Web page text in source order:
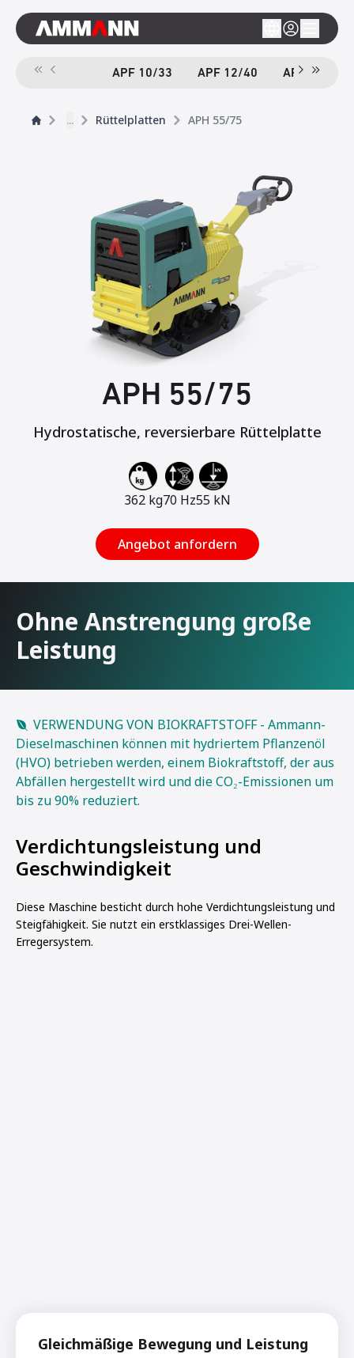
APF 10/33 APF 12/40 APF 12/40-
... Rüttelplatten APH 55/75
APH 55/75
Hydrostatische, reversierbare Rüttelplatte
362 kg70 Hz55 kN
Angebot anfordern
Ohne Anstrengung große
Leistung
VERWENDUNG VON BIOKRAFTSTOFF - Ammann-
Dieselmaschinen können mit hydriertem Pflanzenöl
(HVO) betrieben werden, einem Biokraftstoff, der aus
Abfällen hergestellt wird und die CO₂-Emissionen um
bis zu 90% reduziert.
Verdichtungsleistung und
Geschwindigkeit
Diese Maschine besticht durch hohe Verdichtungsleistung und
Steigfähigkeit. Sie nutzt ein erstklassiges Drei-Wellen-
Erregersystem.
Gleichmäßige Bewegung und Leistung